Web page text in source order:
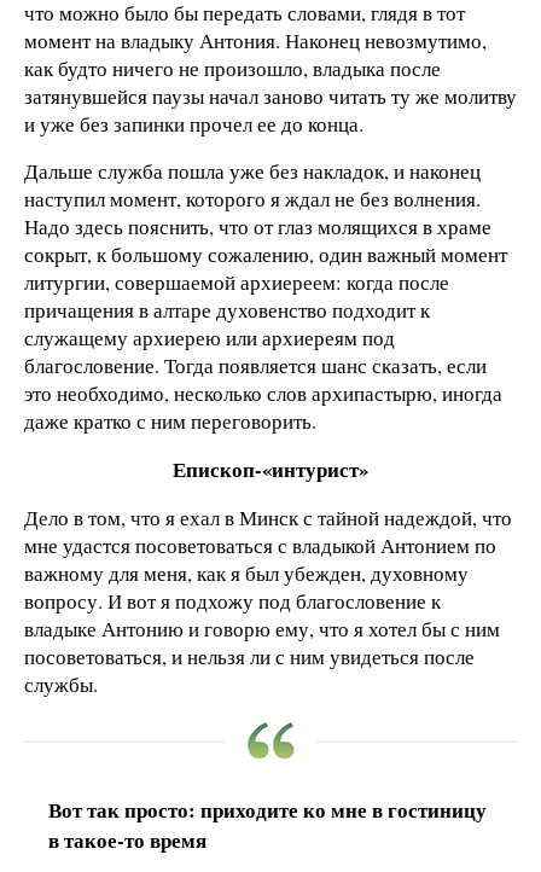
что можно было бы передать словами, глядя в тот
момент на владыку Антония. Наконец невозмутимо,
как будто ничего не произошло, владыка после
затянувшейся паузы начал заново читать ту же молитву
и уже без запинки прочел ее до конца.
Дальше служба пошла уже без накладок, и наконец
наступил момент, которого я ждал не без волнения.
Надо здесь пояснить, что от глаз молящихся в храме
сокрыт, к большому сожалению, один важный момент
литургии, совершаемой архиереем: когда после
причащения в алтаре духовенство подходит к
служащему архиерею или архиереям под
благословение. Тогда появляется шанс сказать, если
это необходимо, несколько слов архипастырю, иногда
даже кратко с ним переговорить.
Епископ-«интурист»
Дело в том, что я ехал в Минск с тайной надеждой, что
мне удастся посоветоваться с владыкой Антонием по
важному для меня, как я был убежден, духовному
вопросу. И вот я подхожу под благословение к
владыке Антонию и говорю ему, что я хотел бы с ним
посоветоваться, и нельзя ли с ним увидеться после
службы.
Вот так просто: приходите ко мне в гостиницу
в такое-то время